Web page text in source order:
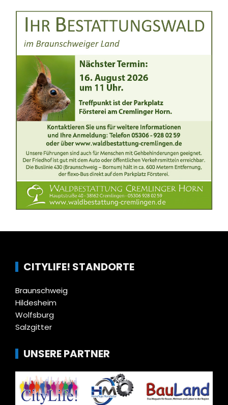
CITYLIFE! STANDORTE
Braunschweig
Hildesheim
Wolfsburg
Salzgitter
UNSERE PARTNER